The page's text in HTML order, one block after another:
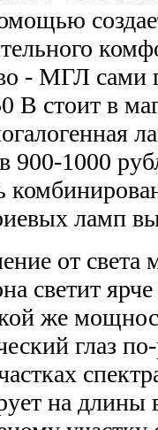
- МГЛ сами
стоит в
900-1000
ламп
от света
светит
же
глаз
на